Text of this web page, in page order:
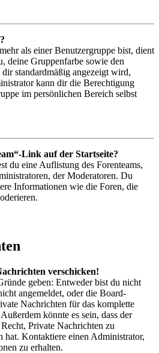
als einer Benutzergruppe bist, dient
deine Gruppenfarbe sowie den
standardmäßig angezeigt wird,
kann dir die Berechtigung
im persönlichen Bereich selbst
Link auf der Startseite?
du eine Auflistung des Forenteams,
der Moderatoren. Du
Informationen wie die Foren, die
verschicken!
geben: Entweder bist du nicht
angemeldet, oder die Board-
Nachrichten für das komplette
könnte es sein, dass der
Private Nachrichten zu
hat. Kontaktiere einen Administrator,
zu erhalten.